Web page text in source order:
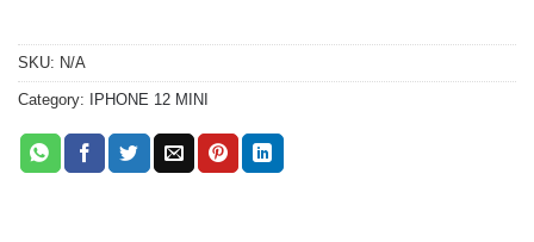
SKU: N/A
Category: IPHONE 12 MINI